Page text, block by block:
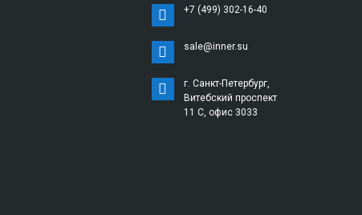
+7 (499) 302-16-40
sale@inner.su
г. Санкт-Петербург,
Витебский проспект
11 С, офис 3033